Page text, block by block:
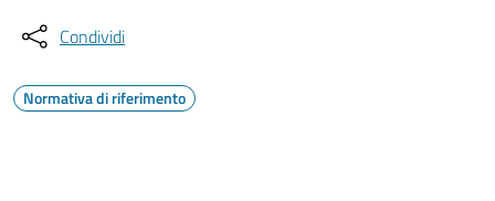
Condividi
Normativa di riferimento